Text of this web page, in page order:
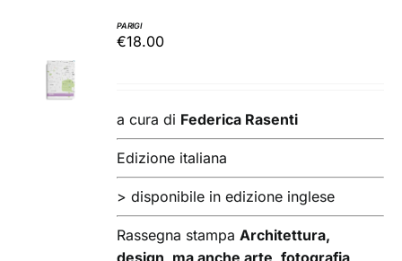
AL
CARRELLO
/
PARIGI
€18.00
a cura di Federica Rasenti
Edizione italiana
> disponibile in edizione inglese
Rassegna stampaArchitettura,